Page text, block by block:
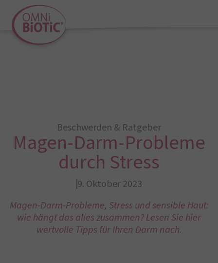
Beschwerden & Ratgeber
Magen-Darm-Probleme
durch Stress
9. Oktober 2023
Magen-Darm-Probleme, Stress und sensible Haut:
wie hängt das alles zusammen? Lesen Sie hier
wertvolle Tipps für Ihren Darm nach.